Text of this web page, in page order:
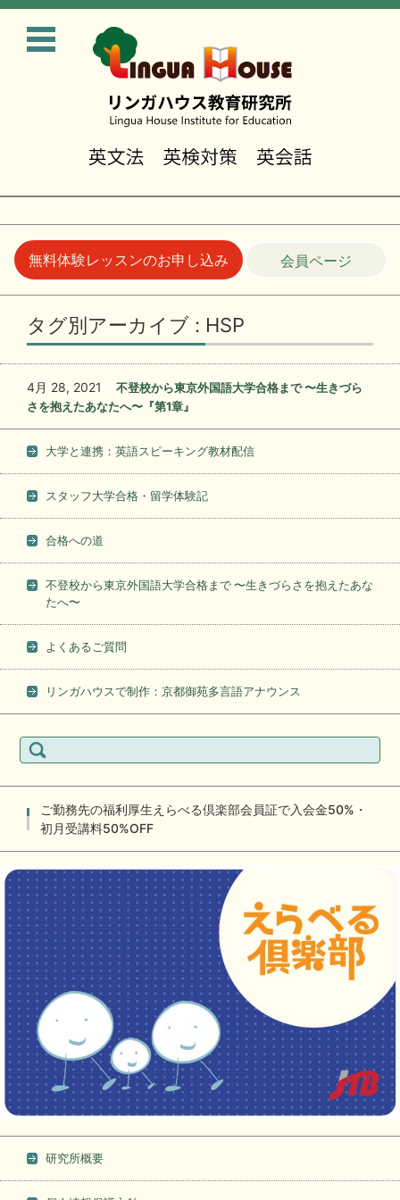
無料体験レッスンのお申し込み 会員ページ
タグ別アーカイブ : HSP
4月 28, 2021 不登校から東京外国語大学合格まで 〜生きづら
さを抱えたあなたへ〜『第1章』
大学と連携：英語スピーキング教材配信
スタッフ大学合格・留学体験記
合格への道
不登校から東京外国語大学合格まで 〜生きづらさを抱えたあな
たへ〜
よくあるご質問
リンガハウスで制作：京都御苑多言語アナウンス
索:
ご勤務先の福利厚生えらべる倶楽部会員証で入会金50%・
初月受講料50%OFF
研究所概要